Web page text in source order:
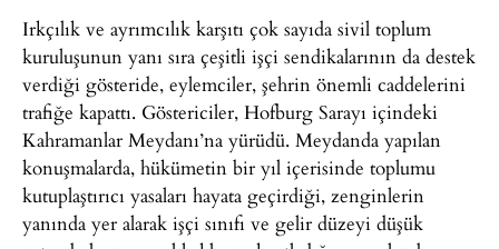
Irkçılık ve ayrımcılık karşıtı çok sayıda sivil toplum
kuruluşunun yanı sıra çeşitli işçi sendikalarının da destek
verdiği gösteride, eylemciler, şehrin önemli caddelerini
trafiğe kapattı. Göstericiler, Hofburg Sarayı içindeki
Kahramanlar Meydanı’na yürüdü. Meydanda yapılan
konuşmalarda, hükümetin bir yıl içerisinde toplumu
kutuplaştırıcı yasaları hayata geçirdiği, zenginlerin
yanında yer alarak işçi sınıfı ve gelir düzeyi düşük